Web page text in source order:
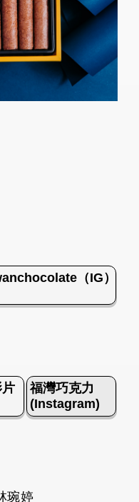
（IG）
福灣巧克力
(Instagram)
琬婷